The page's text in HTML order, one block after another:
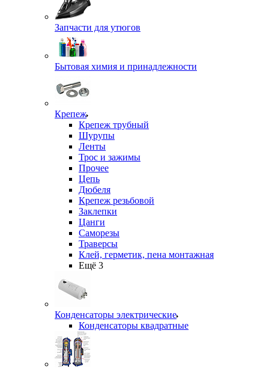
Запчасти для утюгов
Бытовая химия и принадлежности
Крепеж
Крепеж трубный
Шурупы
Ленты
Трос и зажимы
Прочее
Цепь
Дюбеля
Крепеж резьбовой
Заклепки
Цанги
Саморезы
Траверсы
Клей, герметик, пена монтажная
Ещё 3
Конденсаторы электрические
Конденсаторы квадратные